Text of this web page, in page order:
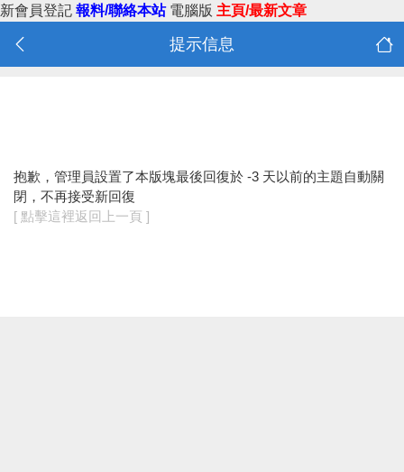
新會員登記 報料/聯絡本站 電腦版 主頁/最新文章
提示信息
抱歉，管理員設置了本版塊最後回復於 -3 天以前的主題自動關
閉，不再接受新回復
[ 點擊這裡返回上一頁 ]